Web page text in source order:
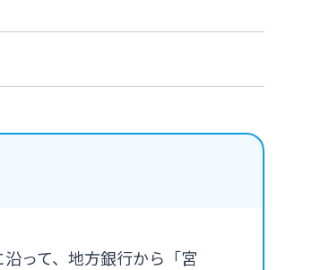
って、地方銀行から「宮